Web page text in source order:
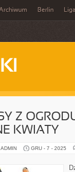
Berlin
Z
KWIATY
GRU - 7 - 2025